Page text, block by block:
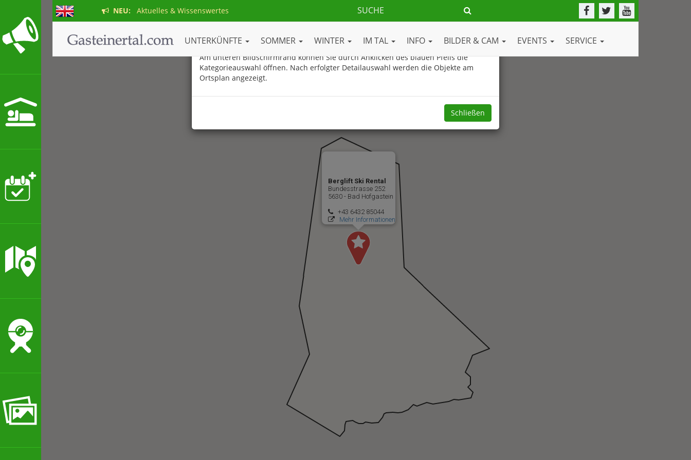
NEU: Aktuelles & Wissenswertes
UNTERKÜNFTE SOMMER WINTER IM TAL INFO BILDER & CAM EVENTS SERVICE
Berglift Ski Rental
Bundesstrasse 252
5630 - Bad Hofgastein
+43 6432 85044
Mehr Informationen
Am unteren Bildschirmrand können Sie durch Anklicken des blauen Pfeils die
Kategorieauswahl öffnen. Nach erfolgter Detailauswahl werden die Objekte am
Ortsplan angezeigt.
Schließen